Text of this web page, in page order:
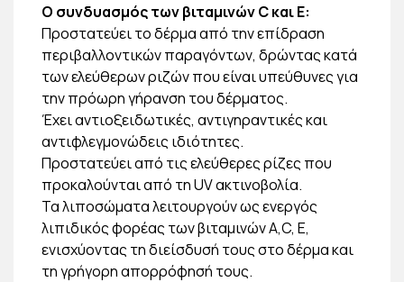
Ο συνδυασμός των βιταμινών C και Ε:
Προστατεύει το δέρμα από την επίδραση
περιβαλλοντικών παραγόντων, δρώντας κατά
των ελεύθερων ριζών που είναι υπεύθυνες για
την πρόωρη γήρανση του δέρματος.
Έχει αντιοξειδωτικές, αντιγηραντικές και
αντιφλεγμονώδεις ιδιότητες.
Προστατεύει από τις ελεύθερες ρίζες που
προκαλούνται από τη UV ακτινοβολία.
Τα λιποσώματα λειτουργούν ως ενεργός
λιπιδικός φορέας των βιταμινών Α,C, E,
ενισχύοντας τη διείσδυσή τους στο δέρμα και
τη γρήγορη απορρόφησή τους.